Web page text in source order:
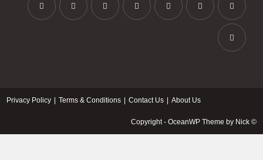
About Us
Contact Us
Terms & Conditions
Privacy Policy
© Copyright - OceanWP Theme by Nick